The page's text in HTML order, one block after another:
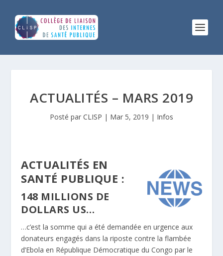
ACTUALITÉS – MARS 2019
Posté par CLISP | Mar 5, 2019 | Infos
ACTUALITÉS EN
SANTÉ PUBLIQUE :
148 MILLIONS DE
DOLLARS US…
…c’est la somme qui a été demandée en urgence aux
donateurs engagés dans la riposte contre la flambée
d’Ebola en République Démocratique du Congo par le